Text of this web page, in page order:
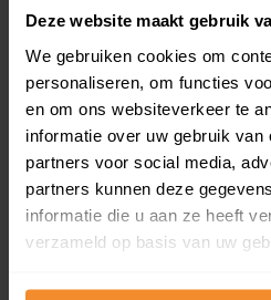
Deze website maakt gebruik
We gebruiken cookies om
personaliseren, om functies
en om ons websiteverkeer te
informatie over uw gebruik van
partners voor social media,
partners kunnen deze
informatie die u aan ze heeft
verzameld op basis van uw
0%